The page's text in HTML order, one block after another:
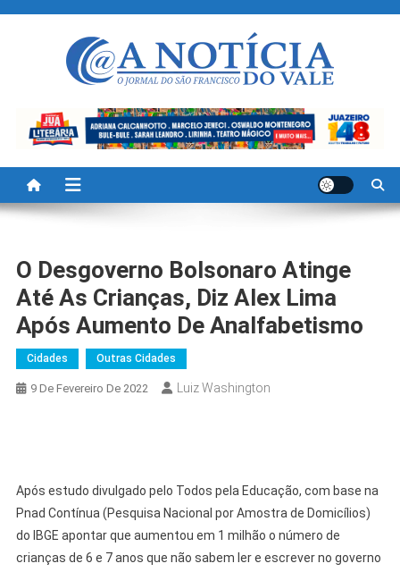
A Noticia Do Vale
O Desgoverno Bolsonaro Atinge
Até As Crianças, Diz Alex Lima
Após Aumento De Analfabetismo
Cidades Outras Cidades
9 De Fevereiro De 2022 Luiz Washington
Após estudo divulgado pelo Todos pela Educação, com base na
Pnad Contínua (Pesquisa Nacional por Amostra de Domicílios)
do IBGE apontar que aumentou em 1 milhão o número de
crianças de 6 e 7 anos que não sabem ler e escrever no governo